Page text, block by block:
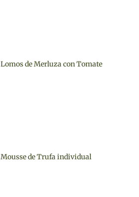
Lomos de Merluza con Tomate
Mousse de Trufa individual